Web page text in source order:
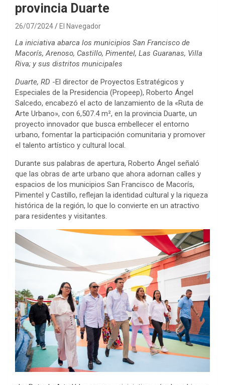
provincia Duarte
26/07/2024 El Navegador
La iniciativa abarca los municipios San Francisco de
Macorís, Arenoso, Castillo, Pimentel, Las Guaranas, Villa
Riva; y sus distritos municipales
Duarte, RD -El director de Proyectos Estratégicos y
Especiales de la Presidencia (Propeep), Roberto Ángel
Salcedo, encabezó el acto de lanzamiento de la «Ruta de
Arte Urbano», con 6,507.4 m², en la provincia Duarte, un
proyecto innovador que busca embellecer el entorno
urbano, fomentar la participación comunitaria y promover
el talento artístico y cultural local.
Durante sus palabras de apertura, Roberto Ángel señaló
que las obras de arte urbano que ahora adornan calles y
espacios de los municipios San Francisco de Macorís,
Pimentel y Castillo, reflejan la identidad cultural y la riqueza
histórica de la región, lo que lo convierte en un atractivo
para residentes y visitantes.